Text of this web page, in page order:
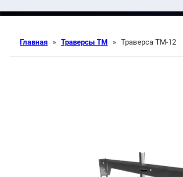
Главная » Траверсы ТМ » Траверса ТМ-12